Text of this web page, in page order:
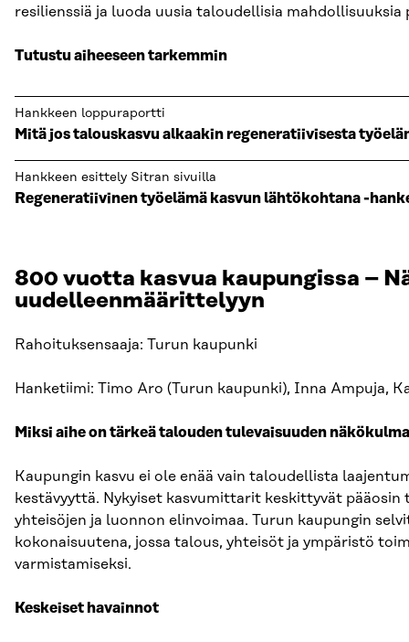
resilienssiä ja luoda uusia taloudellisia mahdollisuuksia
Tutustu aiheeseen tarkemmin
Hankkeen loppuraportti
Mitä jos talouskasvu alkaakin regeneratiivisesta
Hankkeen esittely Sitran sivuilla
Regeneratiivinen työelämä kasvun lähtökohtana -
800 vuotta kasvua kaupungissa –
uudelleenmäärittelyyn
Rahoituksensaaja: Turun kaupunki
Hanketiimi: Timo Aro (Turun kaupunki), Inna Ampuja,
Miksi aihe on tärkeä talouden tulevaisuuden
Kaupungin kasvu ei ole enää vain taloudellista
kestävyyttä. Nykyiset kasvumittarit keskittyvät
yhteisöjen ja luonnon elinvoimaa. Turun kaupungin
kokonaisuutena, jossa talous, yhteisöt ja ympäristö
varmistamiseksi.
Keskeiset havainnot